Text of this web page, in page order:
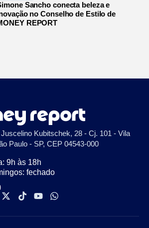
Sancho conecta beleza e
no Conselho de Estilo de
REPORT
Kubitschek, 28 - Cj. 101 - Vila
Paulo - SP, CEP 04543-000
9h às 18h
fechado